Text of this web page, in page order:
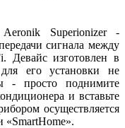
Superionizer -
сигнала между
Девайс изготовлен в
его установки не
- просто поднимите
и вставьте
осуществляется
«SmartHome».